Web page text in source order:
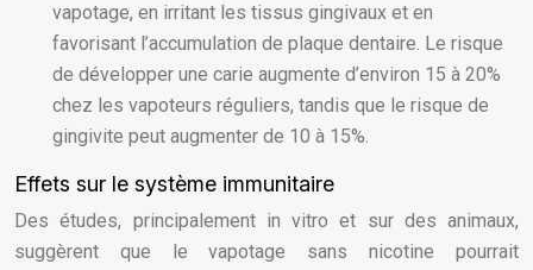
vapotage, en irritant les tissus gingivaux et en
favorisant l’accumulation de plaque dentaire. Le risque
de développer une carie augmente d’environ 15 à 20%
chez les vapoteurs réguliers, tandis que le risque de
gingivite peut augmenter de 10 à 15%.
Effets sur le système immunitaire
Des études, principalement in vitro et sur des animaux,
suggèrent que le vapotage sans nicotine pourrait